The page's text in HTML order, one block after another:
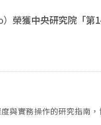
榮獲中央研究院「第
與實務操作的研究指南
合具備基礎研究方法訓練